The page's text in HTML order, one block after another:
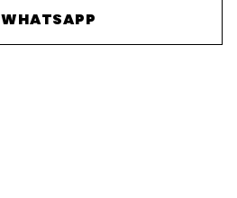
WHATSAPP